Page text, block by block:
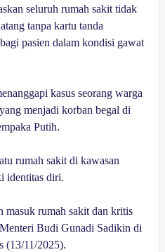
seluruh rumah sakit tidak
tanpa kartu tanda
pasien dalam kondisi gawat
kasus seorang warga
menjadi korban begal di
Putih.
rumah sakit di kawasan
identitas diri.
masuk rumah sakit dan kritis
Budi Gunadi Sadikin di
(13/11/2025).